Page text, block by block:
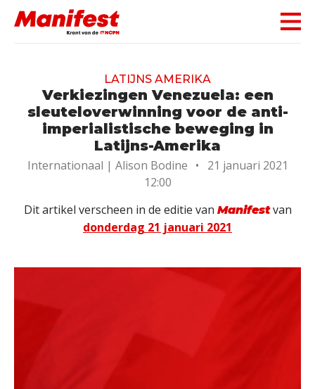
Skip navigation
LATIJNS AMERIKA
Verkiezingen Venezuela: een
sleuteloverwinning voor de anti-
imperialistische beweging in
Latijns-Amerika
Internationaal | Alison Bodine •
21 januari 2021
12:00
Dit artikel verscheen in de editie van Manifestvan
donderdag 21 januari 2021